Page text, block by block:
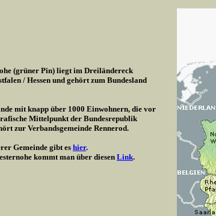
(grüner Pin) liegt im Dreiländereck
/ Hessen und gehört zum Bundesland
mit knapp über 1000 Einwohnern, die vor
Mittelpunkt der Bundesrepublik
zur Verbandsgemeinde Rennerod.
Gemeinde gibt eshier.
kommt man über diesen Link.